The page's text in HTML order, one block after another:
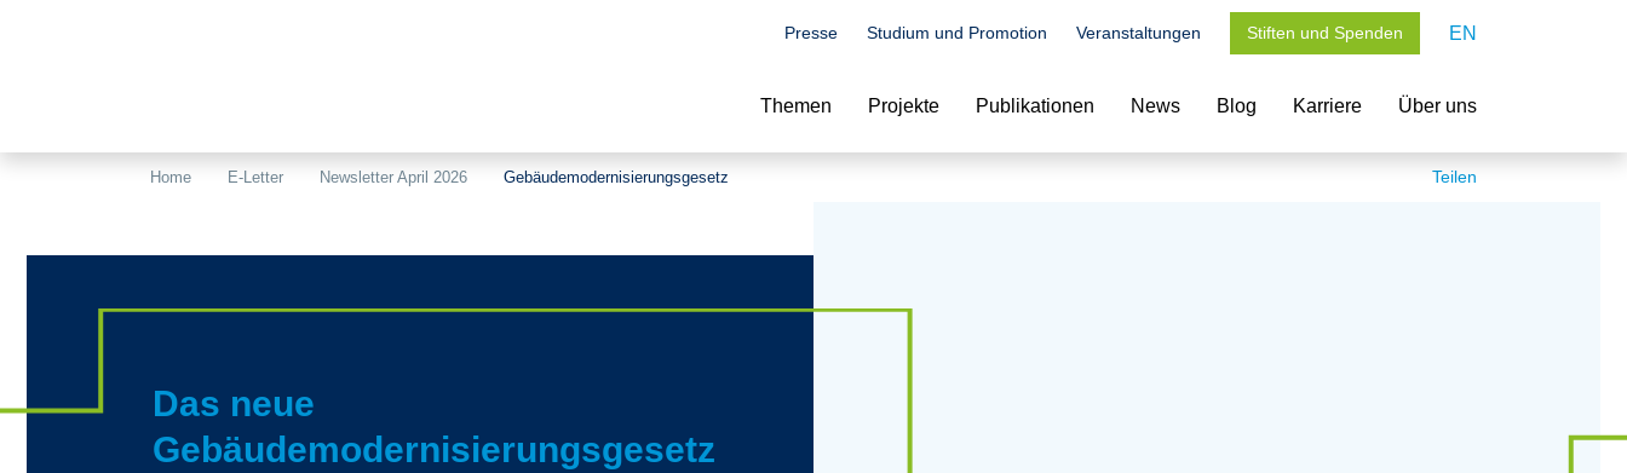
Presse Studium und Promotion Veranstaltungen Stiften und Spenden EN
Themen Projekte Publikationen News Blog Karriere Über uns
Home E-Letter Newsletter April 2026 Gebäudemodernisierungsgesetz Teilen
Das neue
Gebäudemodernisierungsgesetz